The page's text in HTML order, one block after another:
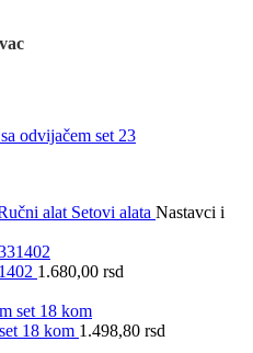
alat Setovi alata Nastavci i
1.680,00 rsd
18 kom 1.498,80 rsd